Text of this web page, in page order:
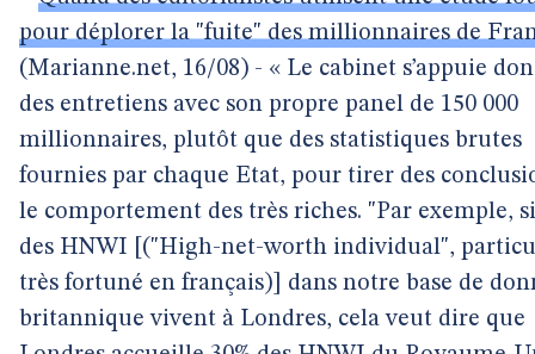
pour déplorer la "fuite" des millionnaires de
(Marianne.net, 16/08) - « Le cabinet s’appuie
des entretiens avec son propre panel de 150 000
millionnaires, plutôt que des statistiques brutes
fournies par chaque Etat, pour tirer des
le comportement des très riches. "Par exemple, si
des HNWI [("High-net-worth individual",
très fortuné en français)] dans notre base de
britannique vivent à Londres, cela veut dire que